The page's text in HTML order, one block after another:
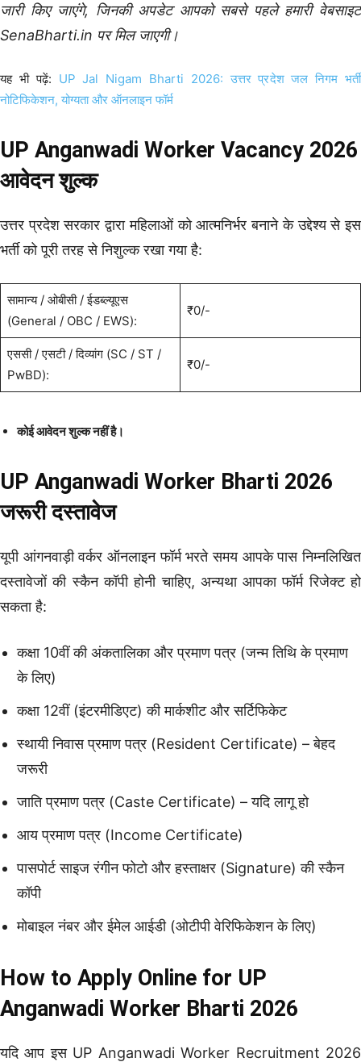
जारी किए जाएंगे, जिनकी अपडेट आपको सबसे पहले हमारी वेबसाइट
SenaBharti.in पर मिल जाएगी।
यह भी पढ़ें: UP Jal Nigam Bharti 2026: उत्तर प्रदेश जल निगम भर्ती
नोटिफिकेशन, योग्यता और ऑनलाइन फॉर्म
UP Anganwadi Worker Vacancy 2026
आवेदन शुल्क
उत्तर प्रदेश सरकार द्वारा महिलाओं को आत्मनिर्भर बनाने के उद्देश्य से इस
भर्ती को पूरी तरह से निशुल्क रखा गया है:
सामान्य / ओबीसी / ईडब्ल्यूएस
(General / OBC / EWS):
₹0/-
एससी / एसटी / दिव्यांग (SC / ST /
PwBD):
₹0/-
कोई आवेदन शुल्क नहीं है।
UP Anganwadi Worker Bharti 2026
जरूरी दस्तावेज
यूपी आंगनवाड़ी वर्कर ऑनलाइन फॉर्म भरते समय आपके पास निम्नलिखित
दस्तावेजों की स्कैन कॉपी होनी चाहिए, अन्यथा आपका फॉर्म रिजेक्ट हो
सकता है:
कक्षा 10वीं की अंकतालिका और प्रमाण पत्र (जन्म तिथि के प्रमाण
के लिए)
कक्षा 12वीं (इंटरमीडिएट) की मार्कशीट और सर्टिफिकेट
स्थायी निवास प्रमाण पत्र (Resident Certificate) – बेहद
जरूरी
जाति प्रमाण पत्र (Caste Certificate) – यदि लागू हो
आय प्रमाण पत्र (Income Certificate)
पासपोर्ट साइज रंगीन फोटो और हस्ताक्षर (Signature) की स्कैन
कॉपी
मोबाइल नंबर और ईमेल आईडी (ओटीपी वेरिफिकेशन के लिए)
How to Apply Online for UP
Anganwadi Worker Bharti 2026
यदि आप इस UP Anganwadi Worker Recruitment 2026